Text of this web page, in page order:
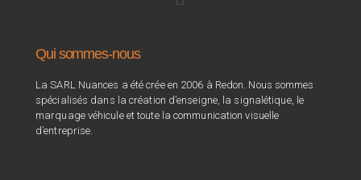
Qui sommes-nous
La SARL Nuances a été crée en 2006 à Redon. Nous sommes
spécialisés dans la création d’enseigne, la signalétique, le
marquage véhicule et toute la communication visuelle
d’entreprise.